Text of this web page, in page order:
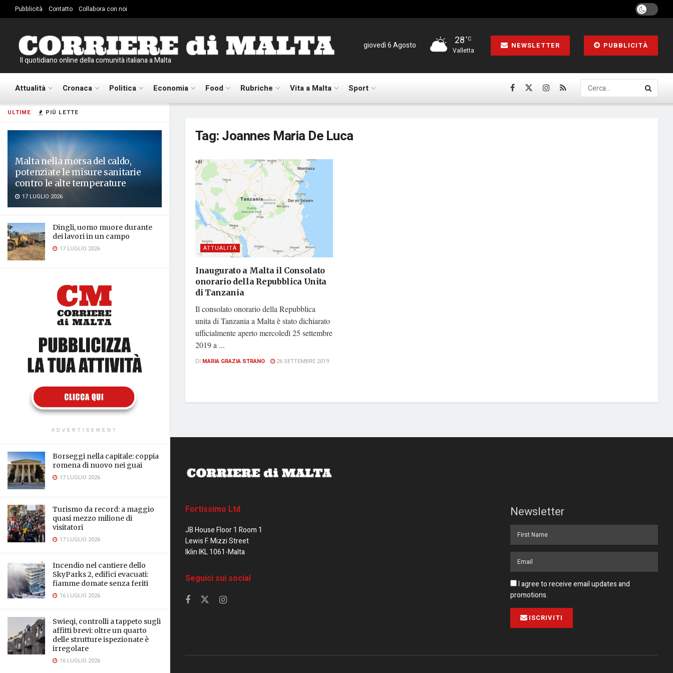
ULTIME PIÙ LETTE
Malta nella morsa del caldo,
potenziate le misure sanitarie
contro le alte temperature
17 LUGLIO 2026
Dingli, uomo muore durante
dei lavori in un campo
17 LUGLIO 2026
ADVERTISEMENT
Borseggi nella capitale: coppia
romena di nuovo nei guai
17 LUGLIO 2026
Turismo da record: a maggio
quasi mezzo milione di
visitatori
17 LUGLIO 2026
Incendio nel cantiere dello
SkyParks 2, edifici evacuati:
fiamme domate senza feriti
16 LUGLIO 2026
Swieqi, controlli a tappeto sugli
affitti brevi: oltre un quarto
delle strutture ispezionate è
irregolare
16 LUGLIO 2026
Pubblicità Contatto Collabora con noi
Il quotidiano online della comunità italiana a Malta
giovedì 6 Agosto 28°C
Valletta
NEWSLETTER PUBBLICITÀ
Attualità Cronaca Politica Economia Food Rubriche Vita a Malta Sport
Tag:Joannes Maria De Luca
ATTUALITÀ
Inaugurato a Malta il Consolato
onorario della Repubblica Unita
di Tanzania
Il consolato onorario della Repubblica
unita di Tanzania a Malta è stato dichiarato
ufficialmente aperto mercoledì 25 settembre
2019 a ...
DI MARIA GRAZIA STRANO 26 SETTEMBRE 2019
Fortissimo Ltd
JB House Floor 1 Room 1
Lewis F. Mizzi Street
Iklin IKL 1061-Malta
Seguici sui social
Newsletter
I agree to receive email updates and
promotions.
ISCRIVITI